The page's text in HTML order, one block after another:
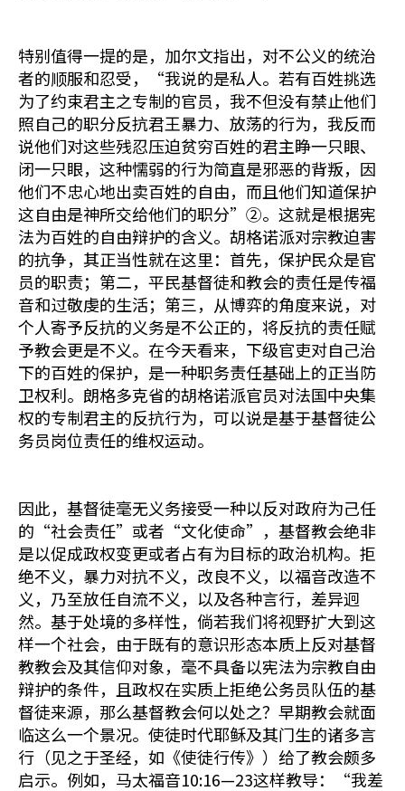
特别值得一提的是，加尔文指出，对不公义的统治
者的顺服和忍受，“我说的是私人。若有百姓挑选
为了约束君主之专制的官员，我不但没有禁止他们
照自己的职分反抗君王暴力、放荡的行为，我反而
说他们对这些残忍压迫贫穷百姓的君主睁一只眼、
闭一只眼，这种懦弱的行为简直是邪恶的背叛，因
他们不忠心地出卖百姓的自由，而且他们知道保护
这自由是神所交给他们的职分”②。这就是根据宪
法为百姓的自由辩护的含义。胡格诺派对宗教迫害
的抗争，其正当性就在这里：首先，保护民众是官
员的职责；第二，平民基督徒和教会的责任是传福
音和过敬虔的生活；第三，从博弈的角度来说，对
个人寄予反抗的义务是不公正的，将反抗的责任赋
予教会更是不义。在今天看来，下级官吏对自己治
下的百姓的保护，是一种职务责任基础上的正当防
卫权利。朗格多克省的胡格诺派官员对法国中央集
权的专制君主的反抗行为，可以说是基于基督徒公
务员岗位责任的维权运动。
因此，基督徒毫无义务接受一种以反对政府为己任
的“社会责任”或者“文化使命”，基督教会绝非
是以促成政权变更或者占有为目标的政治机构。拒
绝不义，暴力对抗不义，改良不义，以福音改造不
义，乃至放任自流不义，以及各种言行，差异迥
然。基于处境的多样性，倘若我们将视野扩大到这
样一个社会，由于既有的意识形态本质上反对基督
教教会及其信仰对象，毫不具备以宪法为宗教自由
辩护的条件，且政权在实质上拒绝公务员队伍的基
督徒来源，那么基督教会何以处之？早期教会就面
临这么一个景况。使徒时代耶稣及其门生的诸多言
行（见之于圣经，如《使徒行传》）给了教会颇多
启示。例如，马太福音10:16—23这样教导：“我差